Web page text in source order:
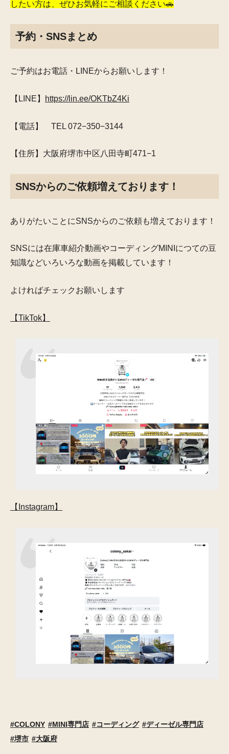
したい方は、ぜひお気軽にご相談ください🚗
予約・SNSまとめ
ご予約はお電話・LINEからお願いします！
【LINE】 https://lin.ee/OKTbZ4Ki
【電話】 TEL 072−350−3144
【住所】大阪府堺市中区八田寺町471−1
SNSからのご依頼増えております！
ありがたいことにSNSからのご依頼も増えております！
SNSには在庫車紹介動画やコーディングMINIにつての豆
知識などいろいろな動画を掲載しています！
よければチェックお願いします
【TikTok】
【Instagram】
COLONY MINI専門店 コーディング
ディーゼル専門店
堺市
大阪府